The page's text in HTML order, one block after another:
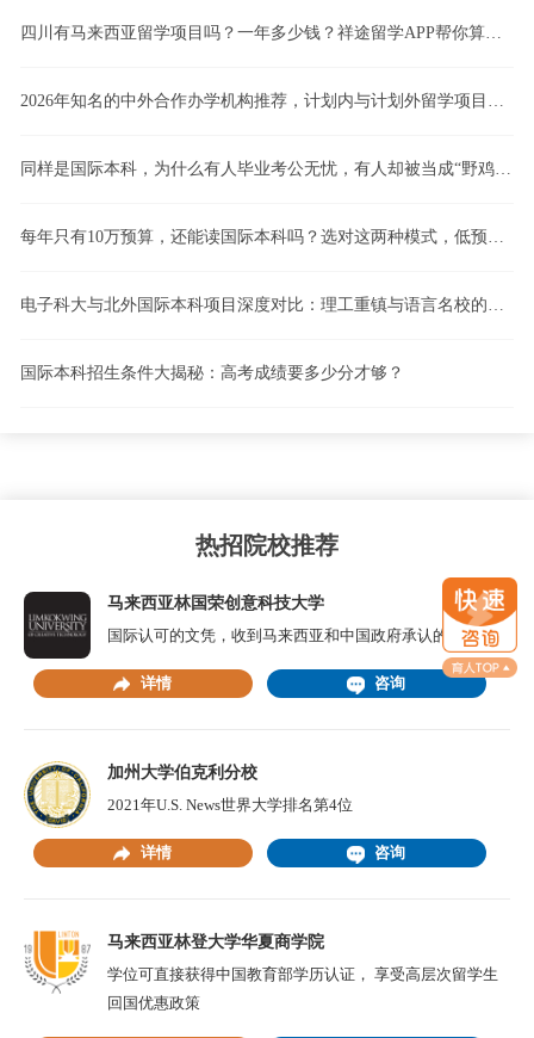
四川有马来西亚留学项目吗？一年多少钱？祥途留学APP帮你算清这笔账！
2026年知名的中外合作办学机构推荐，计划内与计划外留学项目怎么选，4+0、3+1、2+2国际本科模式深度解析
同样是国际本科，为什么有人毕业考公无忧，有人却被当成“野鸡”？计划内留学vs计划外留学，一文看懂！
每年只有10万预算，还能读国际本科吗？选对这两种模式，低预算也能逆袭！
电子科大与北外国际本科项目深度对比：理工重镇与语言名校的路径博弈
国际本科招生条件大揭秘：高考成绩要多少分才够？
热招院校推荐
马来西亚林国荣创意科技大学
国际认可的文凭，收到马来西亚和中国政府承认的学历
详情 咨询
加州大学伯克利分校
2021年U.S. News世界大学排名第4位
详情 咨询
马来西亚林登大学华夏商学院
学位可直接获得中国教育部学历认证， 享受高层次留学生
回国优惠政策